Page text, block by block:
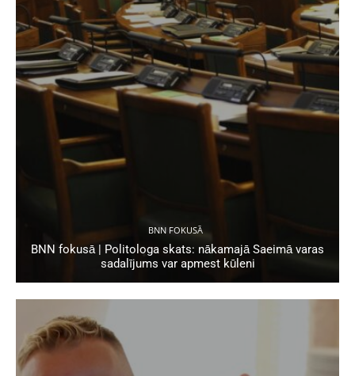
BNN FOKUSĀ
BNN fokusā | Politologa skats: nākamajā Saeimā varas
sadalījums var apmest kūleni